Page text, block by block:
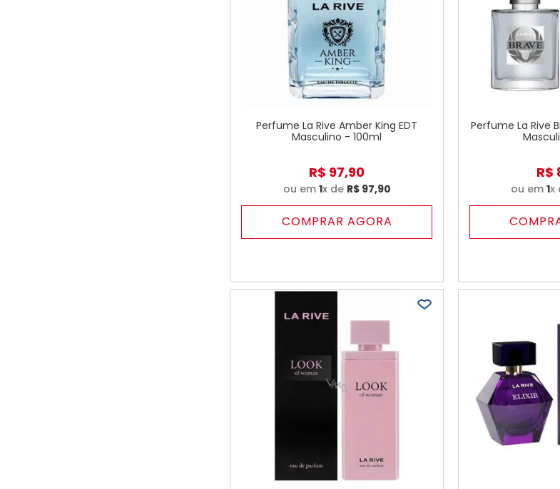
Perfume La Rive Amber King EDT
Masculino - 100ml
R$ 97,90
ou em 1x de R$ 97,90
COMPRAR AGORA
Perfume La Rive
R$
ou em1x